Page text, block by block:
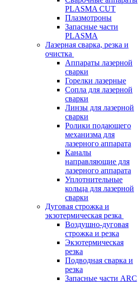
PLASMA CUT
Плазмотроны
Запасные части
PLASMA
Лазерная сварка, резка и
очистка
Аппараты лазерной
сварки
Горелки лазерные
Сопла для лазерной
сварки
Линзы для лазерной
сварки
Ролики подающего
механизма для
лазерного аппарата
Каналы
направляющие для
лазерного аппарата
Уплотнительные
кольца для лазерной
сварки
Дуговая строжка и
экзотермическая резка
Воздушно-дуговая
строжка и резка
Экзотермическая
резка
Подводная сварка и
резка
Запасные части ARC